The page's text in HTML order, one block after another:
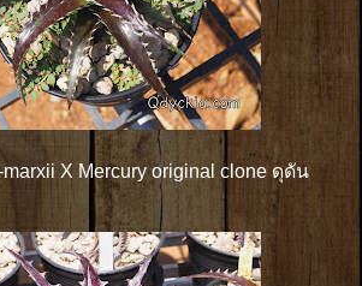
X Mercury original clone ดุดัน